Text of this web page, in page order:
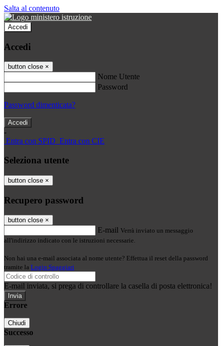
Salta al contenuto
Accedi
Accedi
button close ×
Nome Utente
Password
Password dimenticata?
-
Entra con SPID Entra con CIE
Seleziona utente
button close ×
Recupero password
button close ×
E-mail Verrà inviato un messaggio
all'indirizzo indicato con le istruzioni necessarie.
Non hai una e-mail associata al nome utente? Effettua il reset della password
tramite la Login Spaggiari
E-mail inviata, si prega di controllare la casella di posta elettronica!
Errore
Chiudi
Successo